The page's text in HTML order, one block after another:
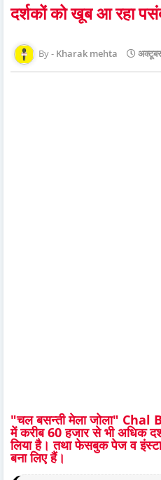
दर्शकों को खूब आ रहा
Kharak mehta
"चल बसन्ती मेला जोला"
में करीब 60 हजार से भी अधिक
लिया है। तथा फेसबुक पेज व
बना लिए हैं।